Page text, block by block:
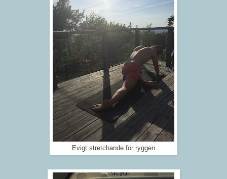
Evigt stretchande för ryggen